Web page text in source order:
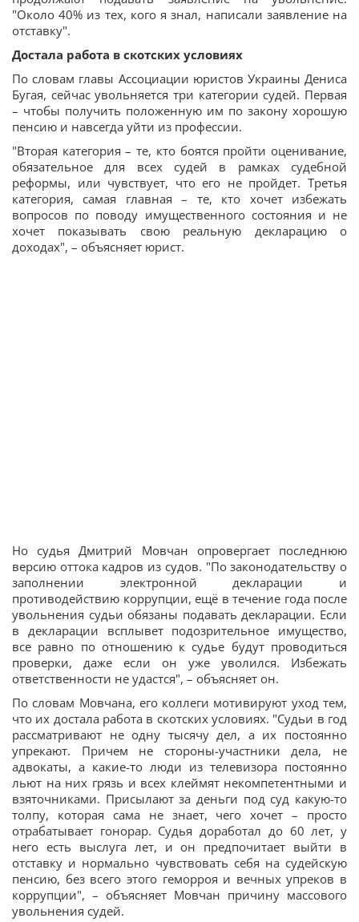
"Около 40% из тех, кого я знал, написали заявление на
отставку".
Достала работа в скотских условиях
По словам главы Ассоциации юристов Украины Дениса
Бугая, сейчас увольняется три категории судей. Первая
– чтобы получить положенную им по закону хорошую
пенсию и навсегда уйти из профессии.
"Вторая категория – те, кто боятся пройти оценивание,
обязательное для всех судей в рамках судебной
реформы, или чувствует, что его не пройдет. Третья
категория, самая главная – те, кто хочет избежать
вопросов по поводу имущественного состояния и не
хочет показывать свою реальную декларацию о
доходах", – объясняет юрист.
Но судья Дмитрий Мовчан опровергает последнюю
версию оттока кадров из судов. "По законодательству о
заполнении электронной декларации и
противодействию коррупции, ещё в течение года после
увольнения судьи обязаны подавать декларации. Если
в декларации всплывет подозрительное имущество,
все равно по отношению к судье будут проводиться
проверки, даже если он уже уволился. Избежать
ответственности не удастся", – объясняет он.
По словам Мовчана, его коллеги мотивируют уход тем,
что их достала работа в скотских условиях. "Судьи в год
рассматривают не одну тысячу дел, а их постоянно
упрекают. Причем не стороны-участники дела, не
адвокаты, а какие-то люди из телевизора постоянно
льют на них грязь и всех клеймят некомпетентными и
взяточниками. Присылают за деньги под суд какую-то
толпу, которая сама не знает, чего хочет – просто
отрабатывает гонорар. Судья доработал до 60 лет, у
него есть выслуга лет, и он предпочитает выйти в
отставку и нормально чувствовать себя на судейскую
пенсию, без всего этого геморроя и вечных упреков в
коррупции", – объясняет Мовчан причину массового
увольнения судей.